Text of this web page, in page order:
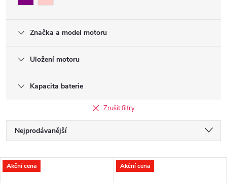
Značka a model motoru
Uložení motoru
Kapacita baterie
Zrušit filtry
Ř
a
Nejprodávanější
Nejdražší
V
Akční cena Akční cena